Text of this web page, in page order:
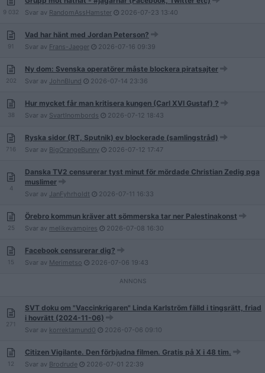
9 032 Svar av RandomAssHamster 2026-07-23 13:40
91
Vad har hänt med Jordan Peterson?
Svar av Frans-Jaeger 2026-07-16 09:39
202
Ny dom: Svenska operatörer måste blockera piratsajter
Svar av JohnBlund 2026-07-14 23:36
38
Hur mycket får man kritisera kungen (Carl XVI Gustaf) ?
Svar av SvartInombords 2026-07-12 18:43
716
Ryska sidor (RT, Sputnik) ev blockerade (samlingstråd)
Svar av BigOrangeBunny 2026-07-12 17:47
4
Danska TV2 censurerar tyst minut för mördade Christian Zedig pga
muslimer
Svar av JanFyhrholdt 2026-07-11 16:33
25
Örebro kommun kräver att sömmerska tar ner Palestinakonst
Svar av melikevampires 2026-07-08 16:30
15
Facebook censurerar dig?
Svar av Merimetso 2026-07-06 19:43
271
SVT doku om "Vaccinkrigaren" Linda Karlström fälld i tingsrätt, friad
i hovrätt (2024-11-06)
Svar av korrektamund0 2026-07-06 09:10
12
Citizen Vigilante. Den förbjudna filmen. Gratis på X i 48 tim.
Svar av Brodrude 2026-07-01 22:39